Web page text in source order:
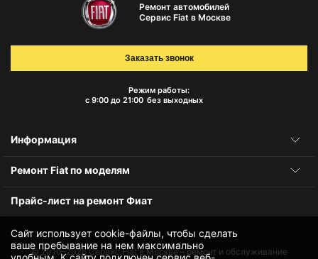
Сайт использует cookie-файлы, чтобы сделать
ваше пребывание на нем максимально
Ремонт автомобилей
Сервис Fiat в Москве
Режим работы:
с 9:00 до 21:00 без выходных
Заказать звонок
Информация
Ремонт Fiat по моделям
Прайс-лист на ремонт Фиат
© 2010-2026Сервис Fiat в Москве – ремонт и обслуживание